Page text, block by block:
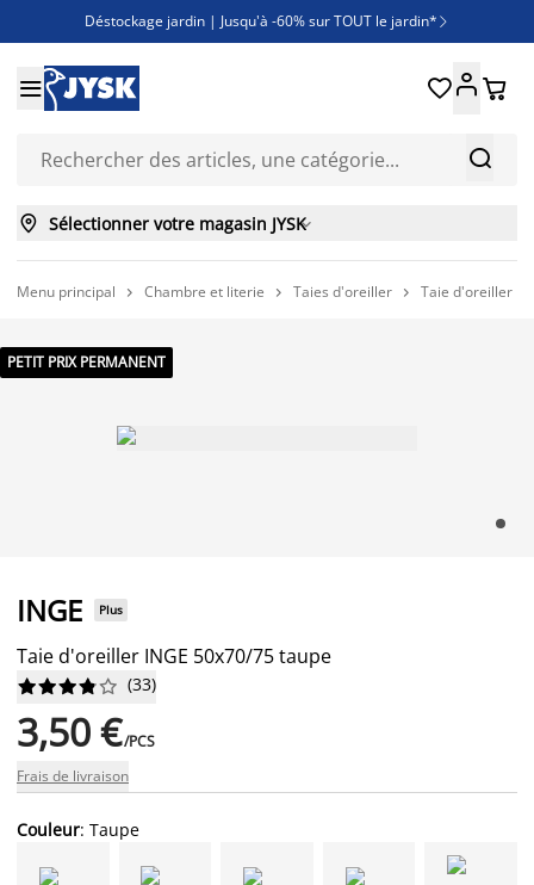
Déstockage jardin | Jusqu'à -60% sur TOUT le jardin* 
Jusqu'à -50% sur une sélection literie
Découvrez les nouveautés de la collection


 
 Sélectionner votre magasin JYSK
Menu principal  Chambre et literie  Taies d'oreiller  Taie d'oreiller
PETIT PRIX PERMANENT
INGE Plus
Taie d'oreiller INGE 50x70/75 taupe





 (33)
3,50 €/PCS
Frais de livraison
Couleur: Taupe